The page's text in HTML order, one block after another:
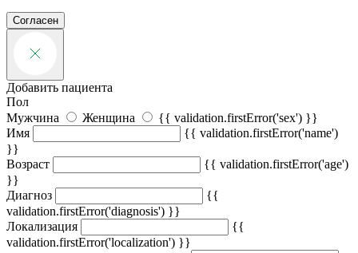
Согласен
Добавить пациента
Пол
Мужчина
Женщина
{{ validation.firstError('sex') }}
Имя
{{ validation.firstError('name')
}}
Возраст
{{ validation.firstError('age')
}}
Диагноз
{{
validation.firstError('diagnosis') }}
Локализация
{{
validation.firstError('localization') }}